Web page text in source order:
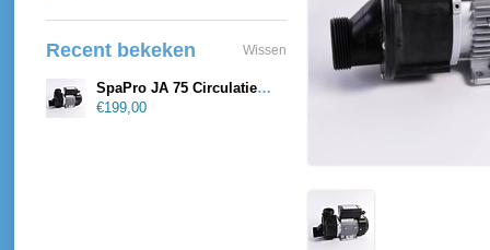
Recent bekeken Wissen
SpaPro JA 75 Circulatiepomp
€199,00